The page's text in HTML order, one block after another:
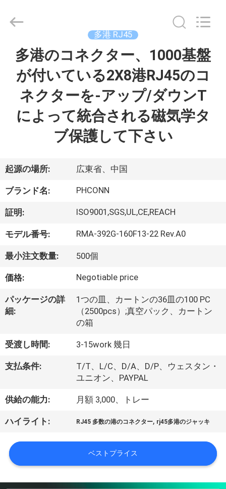
ト
私
達
に
い
て
工
場
行
品
質
管
2015
Electronics
Reserved.
多港 RJ45
多港のコネクター、1000基盤
が付いている2X8港RJ45のコ
ネクターを-アップ/ダウンT
によって統合される磁気学タ
ブ保護して下さい
起源の場所: 広東省、中国
ブランド名: PHCONN
証明: ISO9001,SGS,UL,CE,REACH
モデル番号: RMA-392G-160F13-22 Rev.A0
最小注文数量: 500個
価格: Negotiable price
パッケージの詳
細:
1つの皿、カートンの36皿の100 PC
（2500pcs）;真空パック、カートン
の箱
受渡し時間: 3-15work 幾日
支払条件:
T/T、L/C、D/A、D/P、ウェスタン・
ユニオン、PAYPAL
供給の能力: 月額 3,000、トレー
ハイライト: RJ45 多数の港のコネクター, rj45多港のジャッキ
ベストプライス